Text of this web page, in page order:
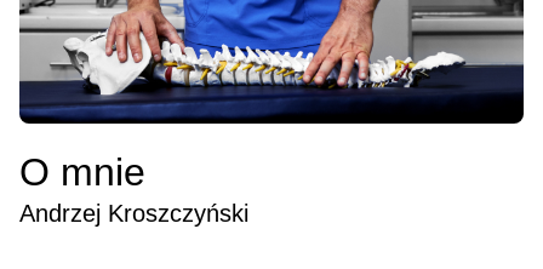
O mnie
Andrzej Kroszczyński